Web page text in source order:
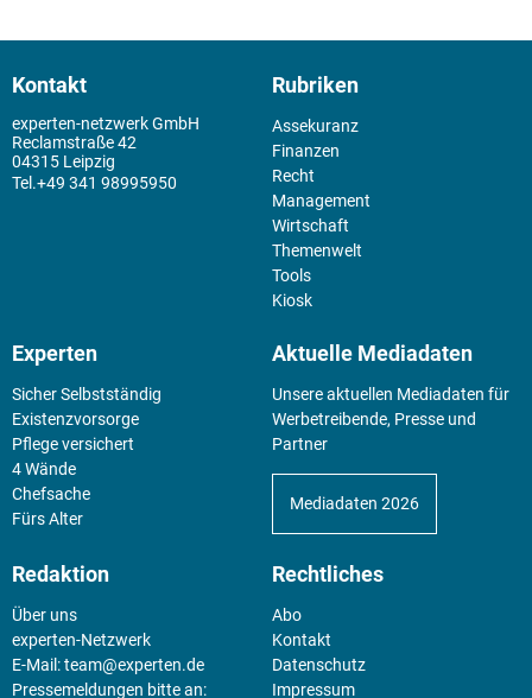
Kontakt
experten-netzwerk GmbH
Reclamstraße 42
04315 Leipzig
+49 341 98995950
Rubriken
Assekuranz
Finanzen
Recht
Management
Wirtschaft
Themenwelt
Tools
Kiosk
Experten
Sicher Selbstständig
Existenz­vorsorge
Pflege versichert
4 Wände
Chefsache
Fürs Alter
Aktuelle Mediadaten
Unsere aktuellen Mediadaten für
Werbetreibende, Presse und
Partner
Mediadaten 2026
Redaktion
Über uns
experten-Netzwerk
E-Mail:team@experten.de
Pressemeldungen bitte an:
Rechtliches
Abo
Kontakt
Datenschutz
Impressum